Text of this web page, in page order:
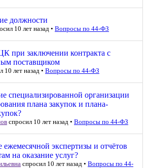
должности
10 лет назад • Вопросы по 44-ФЗ
при заключении контракта с
поставщиком
10 лет назад • Вопросы по 44-ФЗ
специализированной организации
плана закупок и плана-
спросил 10 лет назад • Вопросы по 44-ФЗ
ежемесячной экспертизы и отчётов
на оказание услуг?
спросил 10 лет назад • Вопросы по 44-